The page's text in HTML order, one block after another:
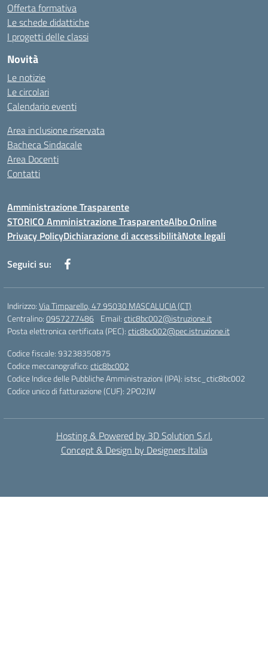
Offerta formativa
Le schede didattiche
I progetti delle classi
Novità
Le notizie
Le circolari
Calendario eventi
Area inclusione riservata
Bacheca Sindacale
Area Docenti
Contatti
Amministrazione Trasparente
STORICO Amministrazione TrasparenteAlbo Online
Privacy PolicyDichiarazione di accessibilitàNote legali
Seguici su:
Indirizzo:Via Timparello, 47 95030 MASCALUCIA (CT)
Centralino:0957277486 Email:ctic8bc002@istruzione.it
Posta elettronica certificata (PEC):ctic8bc002@pec.istruzione.it
Codice fiscale: 93238350875
Codice meccanografico:ctic8bc002
Codice Indice delle Pubbliche Amministrazioni (IPA): istsc_ctic8bc002
Codice unico di fatturazione (CUF): 2PO2JW
Hosting & Powered by 3D Solution S.r.l.
Concept & Design by Designers Italia